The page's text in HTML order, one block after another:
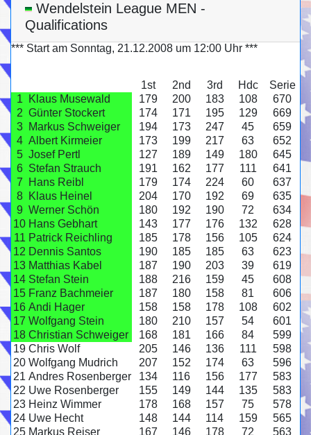
Wendelstein League MEN -
Qualifications
*** Start am Sonntag, 21.12.2008 um 12:00 Uhr ***
1st 2nd 3rd Hdc
Serie
1
Klaus Musewald 179 200 183 108
670
2 Günter Stockert 174 171 195 129
669
3
Markus Schweiger 194 173 247 45
659
4 Albert Kirmeier 173 199 217 63
652
5 Josef Pertl 127 189 149 180
645
6 Stefan Strauch 191 162 177 111
641
7
Hans Reibl 179 174 224 60
637
8
Klaus Heinel 204 170 192 69
635
9 Werner Schön 180 192 190 72
634
10 Hans Gebhart 143 177 176 132
628
11 Patrick Reichling 185 178 156 105
624
12 Dennis Santos 190 185 185 63
623
13 Matthias Kabel 187 190 203 39
619
14 Stefan Stein 188 216 159 45
608
15 Franz Bachmeier 187 180 158 81
606
16 Andi Hager 158 158 178 108
602
17 Wolfgang Stein 180 210 157 54
601
18 Christian Schweiger 168 181 166 84
599
19 Chris Wolf 205 146 136 111
598
20 Wolfgang Mudrich 207 152 174 63
596
21 Andres Rosenberger 134 116 156 177
583
22 Uwe Rosenberger 155 149 144 135
583
23 Heinz Wimmer 178 168 157 75
578
24 Uwe Hecht 148 144 114 159
565
25 Markus Reiser 167 146 178 72 563